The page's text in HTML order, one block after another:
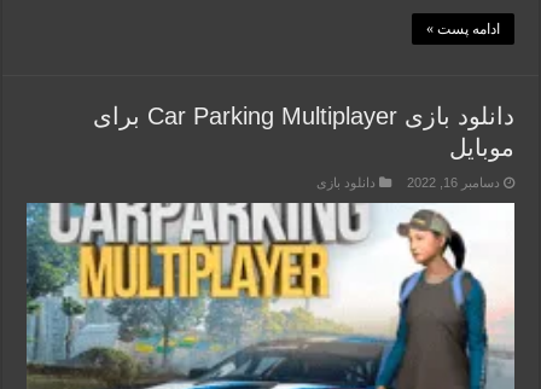
ادامه پست »
دانلود بازی Car Parking Multiplayer برای
موبایل
دسامبر 16, 2022 دانلود بازی